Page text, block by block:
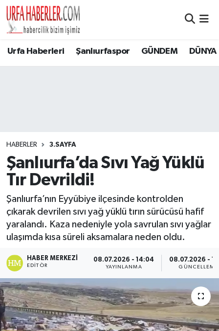
Urfa Haberleri Şanlıurfaspor GÜNDEM DÜNYA
HABERLER 3.SAYFA
Şanlıurfa’da Sıvı Yağ Yüklü
Tır Devrildi!
Şanlıurfa’nın Eyyübiye ilçesinde kontrolden
çıkarak devrilen sıvı yağ yüklü tırın sürücüsü hafif
yaralandı. Kaza nedeniyle yola savrulan sıvı yağlar
ulaşımda kısa süreli aksamalara neden oldu.
HABER MERKEZI
EDITÖR
08.07.2026 - 14:04
YAYINLANMA
08.07.2026 -
GÜNCELLEME
Şanlıurfa Nöbetçi Eczaneler
Tüm Manşetler
Son Dakika Haberleri
Haber Arşivi